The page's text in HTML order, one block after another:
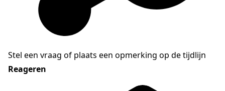
Stel een vraag of plaats een opmerking op de tijdlijn
Reageren